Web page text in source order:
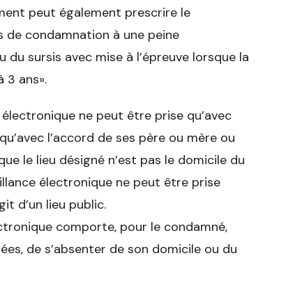
peut également prescrire le
de condamnation à une peine
sursis avec mise à l’épreuve lorsque la
3 ans».
ne peut être prise qu’avec
l’accord de ses père ou mère ou
le lieu désigné n’est pas le domicile du
électronique ne peut être prise
d’un lieu public.
comporte, pour le condamné,
de s’absenter de son domicile ou du